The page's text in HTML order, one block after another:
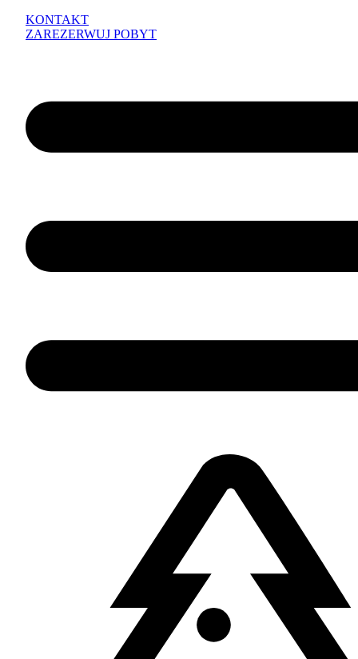
KONTAKT
ZAREZERWUJ POBYT